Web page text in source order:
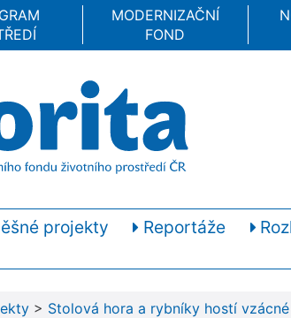
MODERNIZAČNÍ
FOND
projekty Reportáže
> Stolová hora a rybníky hostí